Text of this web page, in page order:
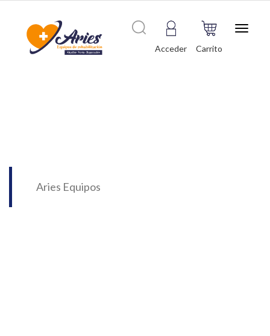
Acceder Carrito
Toggle
Aries Equipos